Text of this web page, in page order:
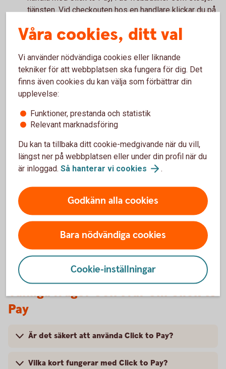
tjänsten. Vid checkouten hos en handlare klickar du på
sidan). Du betalar smidigt med ett klick, eftersom
kortuppgifter och leveransadress redan är förifyllt.
Kom ihåg!
Glöm inte att du behöver slå på kortet för internetköp
för att kunna handla online. Du kan slå av och på för
internetköp i appen, under Kortinställningar.
Läs mer om hur du handlar om kort på nätet.
Handla på nätet medkort
Vanliga frågor och svar om Click to
Pay
Är det säkert att använda Click to Pay?
Vilka kort fungerar med Click to Pay?
Våra cookies, ditt val
Vi använder nödvändiga cookies eller liknande
tekniker för att webbplatsen ska fungera för dig. Det
finns även cookies du kan välja som förbättrar din
upplevelse:
Funktioner, prestanda och statistik
Relevant marknadsföring
Du kan ta tillbaka ditt cookie-medgivande när du vill,
längst ner på webbplatsen eller under din profil när du
är inloggad. Så hanterar vi cookies .
Godkänn alla cookies
Bara nödvändiga cookies
Cookie-inställningar